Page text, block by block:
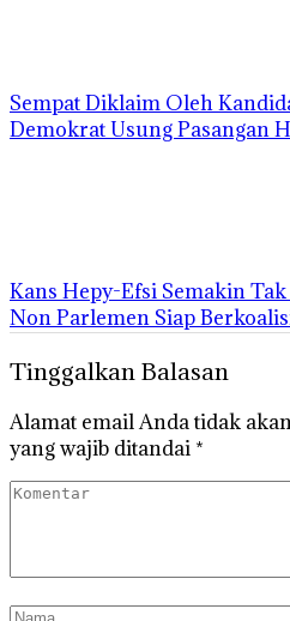
Sempat Diklaim Oleh
Demokrat Usung Pasangan
Kans Hepy-Efsi Semakin
Non Parlemen Siap
Tinggalkan Balasan
Alamat email Anda tidak
yang wajib ditandai *